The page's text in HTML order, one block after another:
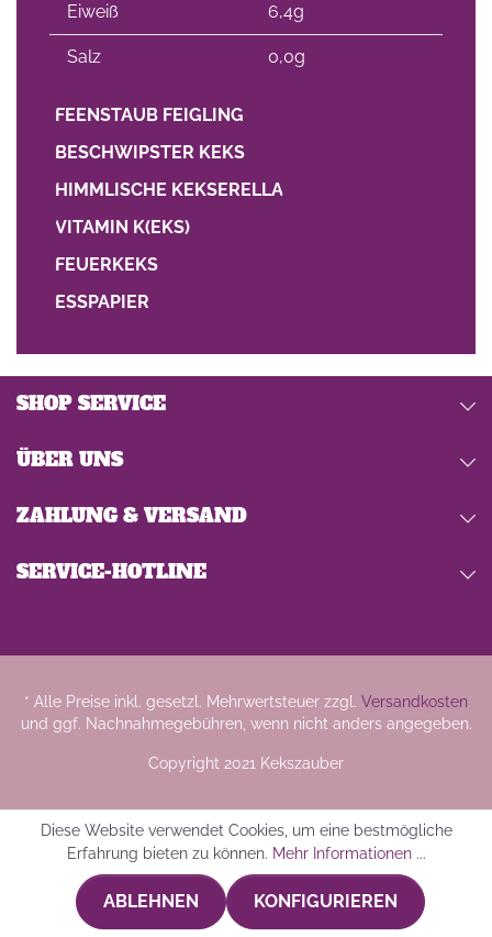
Eiweiß 6,4g
Salz 0,0g
FEENSTAUB FEIGLING
BESCHWIPSTER KEKS
HIMMLISCHE KEKSERELLA
VITAMIN K(EKS)
FEUERKEKS
ESSPAPIER
SERVICE-HOTLINE
SHOP SERVICE
ÜBER UNS
ZAHLUNG & VERSAND
* Alle Preise inkl. gesetzl. Mehrwertsteuer zzgl. Versandkosten
und ggf. Nachnahmegebühren, wenn nicht anders angegeben.
Copyright 2021 Kekszauber
Diese Website verwendet Cookies, um eine bestmögliche
Erfahrung bieten zu können. Mehr Informationen ...
ABLEHNEN KONFIGURIEREN